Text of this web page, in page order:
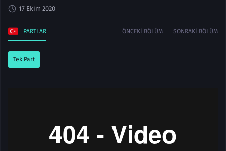
17 Ekim 2020
PARTLAR ÖNCEKI BÖLÜM SONRAKI BÖLÜM
Tek Part